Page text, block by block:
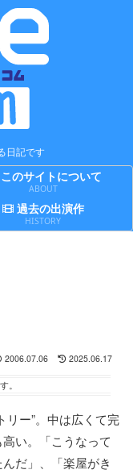
日記です
のサイトについて
ABOUT
過去の出演作
HISTORY
2006.07.06 2025.06.17
。
リー”。中は広くて完
い。「こうなって
だ」、「楽屋がき